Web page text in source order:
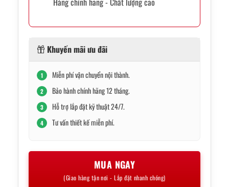
Khuyến mãi ưu đãi
1 Miễn phí vận chuyển nội thành.
2 Bảo hành chính hãng 12 tháng.
3 Hỗ trợ lắp đặt kỹ thuật 24/7.
4 Tư vấn thiết kế miễn phí.
MUA NGAY
(Giao hàng tận nơi - Lắp đặt nhanh chóng)